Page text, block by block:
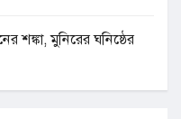
শঙ্কা, মুনিরের ঘনিষ্ঠের